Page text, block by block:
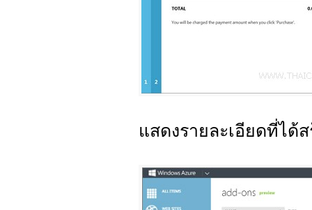
แสดงรายละเอียดที่ได้